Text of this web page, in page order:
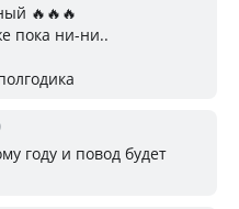
🔥🔥🔥
пока ни-ни..
году и повод будет